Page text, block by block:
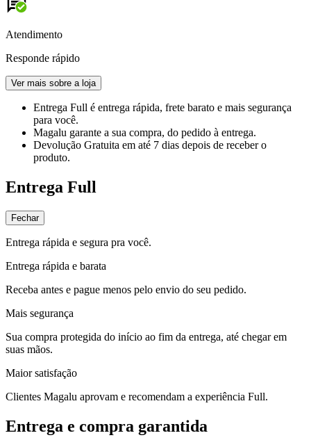
Atendimento
Responde rápido
Ver mais sobre a loja
Entrega Full é entrega rápida, frete barato e mais segurança
para você.
Magalu garante a sua compra, do pedido à entrega.
Devolução Gratuita em até 7 dias depois de receber o
produto.
Entrega Full
Fechar
Entrega rápida e segura pra você.
Entrega rápida e barata
Receba antes e pague menos pelo envio do seu pedido.
Mais segurança
Sua compra protegida do início ao fim da entrega, até chegar em
suas mãos.
Maior satisfação
Clientes Magalu aprovam e recomendam a experiência Full.
Entrega e compra garantida